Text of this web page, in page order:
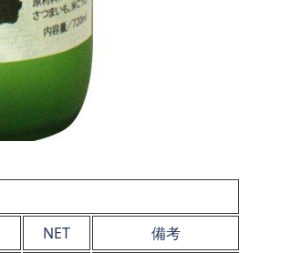
NET
備考